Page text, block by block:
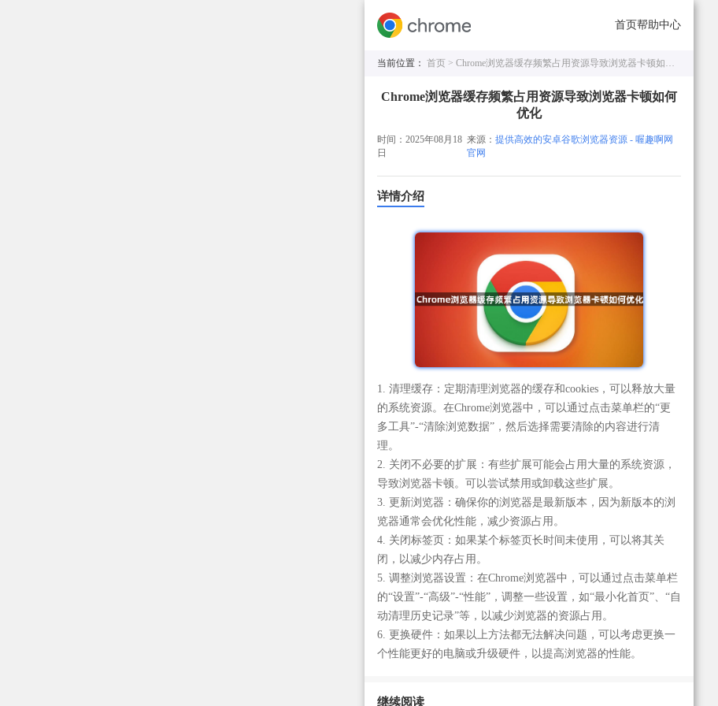
首页帮助中心
当前位置： 首页 > Chrome浏览器缓存频繁占用资源导致浏览器卡顿如何优化
Chrome浏览器缓存频繁占用资源导致浏览器卡顿如何
优化
时间：2025年08月18
日
来源：提供高效的安卓谷歌浏览器资源 - 喔趣啊网
官网
详情介绍
1. 清理缓存：定期清理浏览器的缓存和cookies，可以释放大量
的系统资源。在Chrome浏览器中，可以通过点击菜单栏的“更
多工具”-“清除浏览数据”，然后选择需要清除的内容进行清
理。
2. 关闭不必要的扩展：有些扩展可能会占用大量的系统资源，
导致浏览器卡顿。可以尝试禁用或卸载这些扩展。
3. 更新浏览器：确保你的浏览器是最新版本，因为新版本的浏
览器通常会优化性能，减少资源占用。
4. 关闭标签页：如果某个标签页长时间未使用，可以将其关
闭，以减少内存占用。
5. 调整浏览器设置：在Chrome浏览器中，可以通过点击菜单栏
的“设置”-“高级”-“性能”，调整一些设置，如“最小化首页”、“自
动清理历史记录”等，以减少浏览器的资源占用。
6. 更换硬件：如果以上方法都无法解决问题，可以考虑更换一
个性能更好的电脑或升级硬件，以提高浏览器的性能。
继续阅读